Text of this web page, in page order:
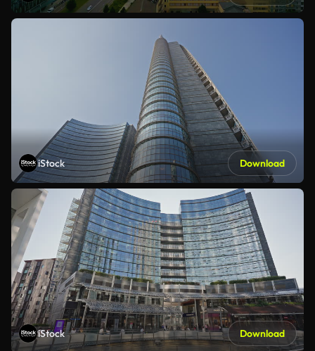
iStock Download
iStock Download